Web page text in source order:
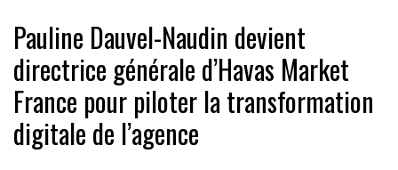
Pauline Dauvel-Naudin devient
directrice générale d’Havas Market
France pour piloter la transformation
digitale de l’agence